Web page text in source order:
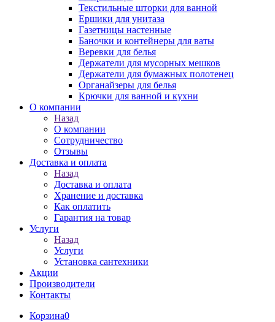
Текстильные шторки для ванной
Ершики для унитаза
Газетницы настенные
Баночки и контейнеры для ваты
Веревки для белья
Держатели для мусорных мешков
Держатели для бумажных полотенец
Органайзеры для белья
Крючки для ванной и кухни
О компании
Назад
О компании
Сотрудничество
Отзывы
Доставка и оплата
Назад
Доставка и оплата
Хранение и доставка
Как оплатить
Гарантия на товар
Услуги
Назад
Услуги
Установка сантехники
Акции
Производители
Контакты
Корзина0